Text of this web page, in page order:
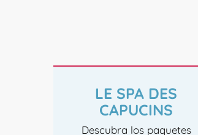
LE SPA DES
CAPUCINS
Descubra los paquetes